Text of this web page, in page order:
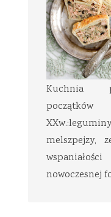
Kuchnia
początków
melszpejzy,
nowoczesnej